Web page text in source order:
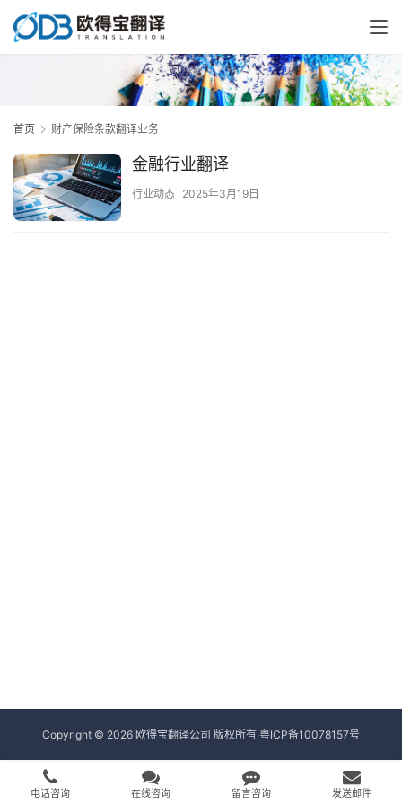
首页 财产保险条款翻译业务
金融行业翻译
行业动态 2025年3月19日
Copyright © 2026 欧得宝翻译公司 版权所有 粤ICP备10078157号
电话咨询 在线咨询 留言咨询 发送邮件